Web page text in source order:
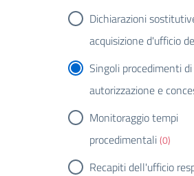
Dichiarazioni
acquisizione d'ufficio
Singoli procedimenti di
autorizzazione e
Monitoraggio tempi
procedimentali(0)
Recapiti dell'ufficio